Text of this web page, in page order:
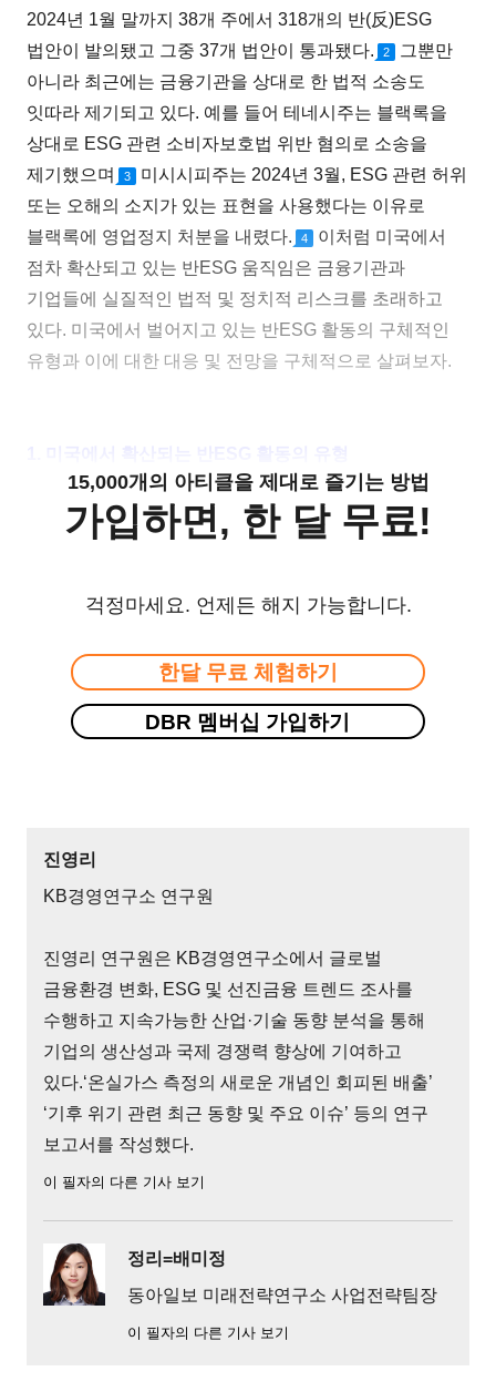
2024년 1월 말까지 38개 주에서 318개의 반(反)ESG
법안이 발의됐고 그중 37개 법안이 통과됐다.
2
그뿐만
아니라 최근에는 금융기관을 상대로 한 법적 소송도
잇따라 제기되고 있다. 예를 들어 테네시주는 블랙록을
상대로 ESG 관련 소비자보호법 위반 혐의로 소송을
제기했으며
3
미시시피주는 2024년 3월, ESG 관련 허위
또는 오해의 소지가 있는 표현을 사용했다는 이유로
블랙록에 영업정지 처분을 내렸다.
4
이처럼 미국에서
점차 확산되고 있는 반ESG 움직임은 금융기관과
기업들에 실질적인 법적 및 정치적 리스크를 초래하고
있다. 미국에서 벌어지고 있는 반ESG 활동의 구체적인
유형과 이에 대한 대응 및 전망을 구체적으로 살펴보자.
15,000개의 아티클을 제대로 즐기는 방법
가입하면, 한 달 무료!
걱정마세요. 언제든 해지 가능합니다.
한달 무료 체험하기
DBR 멤버십 가입하기
진영리
KB경영연구소 연구원
진영리 연구원은 KB경영연구소에서 글로벌
금융환경 변화, ESG 및 선진금융 트렌드 조사를
수행하고 지속가능한 산업·기술 동향 분석을 통해
기업의 생산성과 국제 경쟁력 향상에 기여하고
있다.‘온실가스 측정의 새로운 개념인 회피된 배출’
‘기후 위기 관련 최근 동향 및 주요 이슈’ 등의 연구
보고서를 작성했다.
이 필자의 다른 기사 보기
정리=배미정
동아일보 미래전략연구소 사업전략팀장
이 필자의 다른 기사 보기